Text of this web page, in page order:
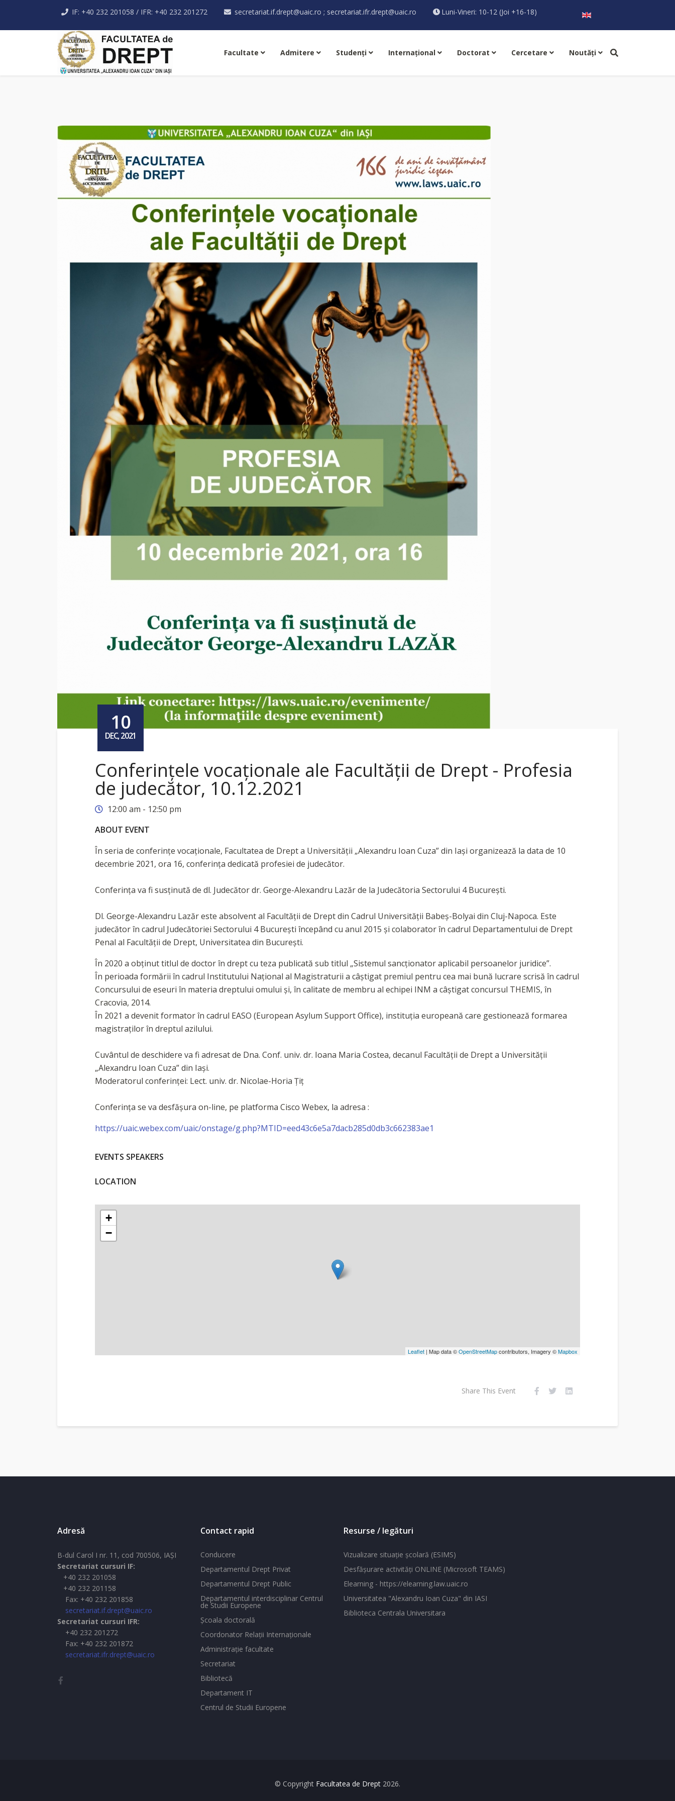
IF: +40 232 201058 / IFR: +40 232 201272 secretariat.if.drept@uaic.ro ; secretariat.ifr.drept@uaic.ro Luni-Vineri: 10-12 (Joi +16-18) Selectați limba dvs
Facultate Admitere Studenţi Internaţional Doctorat Cercetare Noutăţi
10
DEC, 2021
Conferințele vocaționale ale Facultății de Drept - Profesia
de judecător, 10.12.2021
12:00 am - 12:50 pm
ABOUT EVENT
În seria de conferințe vocaționale, Facultatea de Drept a Universității „Alexandru Ioan Cuza” din Iași organizează la data de 10
decembrie 2021, ora 16, conferința dedicată profesiei de judecător.
Conferința va fi susținută de dl. Judecător dr. George-Alexandru Lazăr de la Judecătoria Sectorului 4 București.
Dl. George-Alexandru Lazăr este absolvent al Facultății de Drept din Cadrul Universității Babeș-Bolyai din Cluj-Napoca. Este
judecător în cadrul Judecătoriei Sectorului 4 București începând cu anul 2015 și colaborator în cadrul Departamentului de Drept
Penal al Facultății de Drept, Universitatea din București.
În 2020 a obținut titlul de doctor în drept cu teza publicată sub titlul „Sistemul sancționator aplicabil persoanelor juridice”.
În perioada formării în cadrul Institutului Național al Magistraturii a câștigat premiul pentru cea mai bună lucrare scrisă în cadrul
Concursului de eseuri în materia dreptului omului și, în calitate de membru al echipei INM a câștigat concursul THEMIS, în
Cracovia, 2014.
În 2021 a devenit formator în cadrul EASO (European Asylum Support Office), instituția europeană care gestionează formarea
magistraților în dreptul azilului.
Cuvântul de deschidere va fi adresat de Dna. Conf. univ. dr. Ioana Maria Costea, decanul Facultății de Drept a Universității
„Alexandru Ioan Cuza” din Iași.
Moderatorul conferinței: Lect. univ. dr. Nicolae-Horia Țiț
Conferința se va desfășura on-line, pe platforma Cisco Webex, la adresa :
https://uaic.webex.com/uaic/onstage/g.php?MTID=eed43c6e5a7dacb285d0db3c662383ae1
EVENTS SPEAKERS
LOCATION
+
−
Leaflet | Map data ©OpenStreetMapcontributors, Imagery ©Mapbox
Share This Event
Adresă
B-dul Carol I nr. 11, cod 700506, IAŞI
Secretariat cursuri IF:
+40 232 201058
+40 232 201158
Fax: +40 232 201858
secretariat.if.drept@uaic.ro
Secretariat cursuri IFR:
+40 232 201272
Fax: +40 232 201872
secretariat.ifr.drept@uaic.ro
Contact rapid
Conducere
Departamentul Drept Privat
Departamentul Drept Public
Departamentul interdisciplinar Centrul
de Studii Europene
Şcoala doctorală
Coordonator Relaţii Internaţionale
Administraţie facultate
Secretariat
Bibliotecă
Departament IT
Centrul de Studii Europene
Resurse / legături
Vizualizare situaţie şcolară (ESIMS)
Desfăşurare activităţi ONLINE (Microsoft TEAMS)
Elearning - https://elearning.law.uaic.ro
Universitatea "Alexandru Ioan Cuza" din IASI
Biblioteca Centrala Universitara
© Copyright Facultatea de Drept 2026.